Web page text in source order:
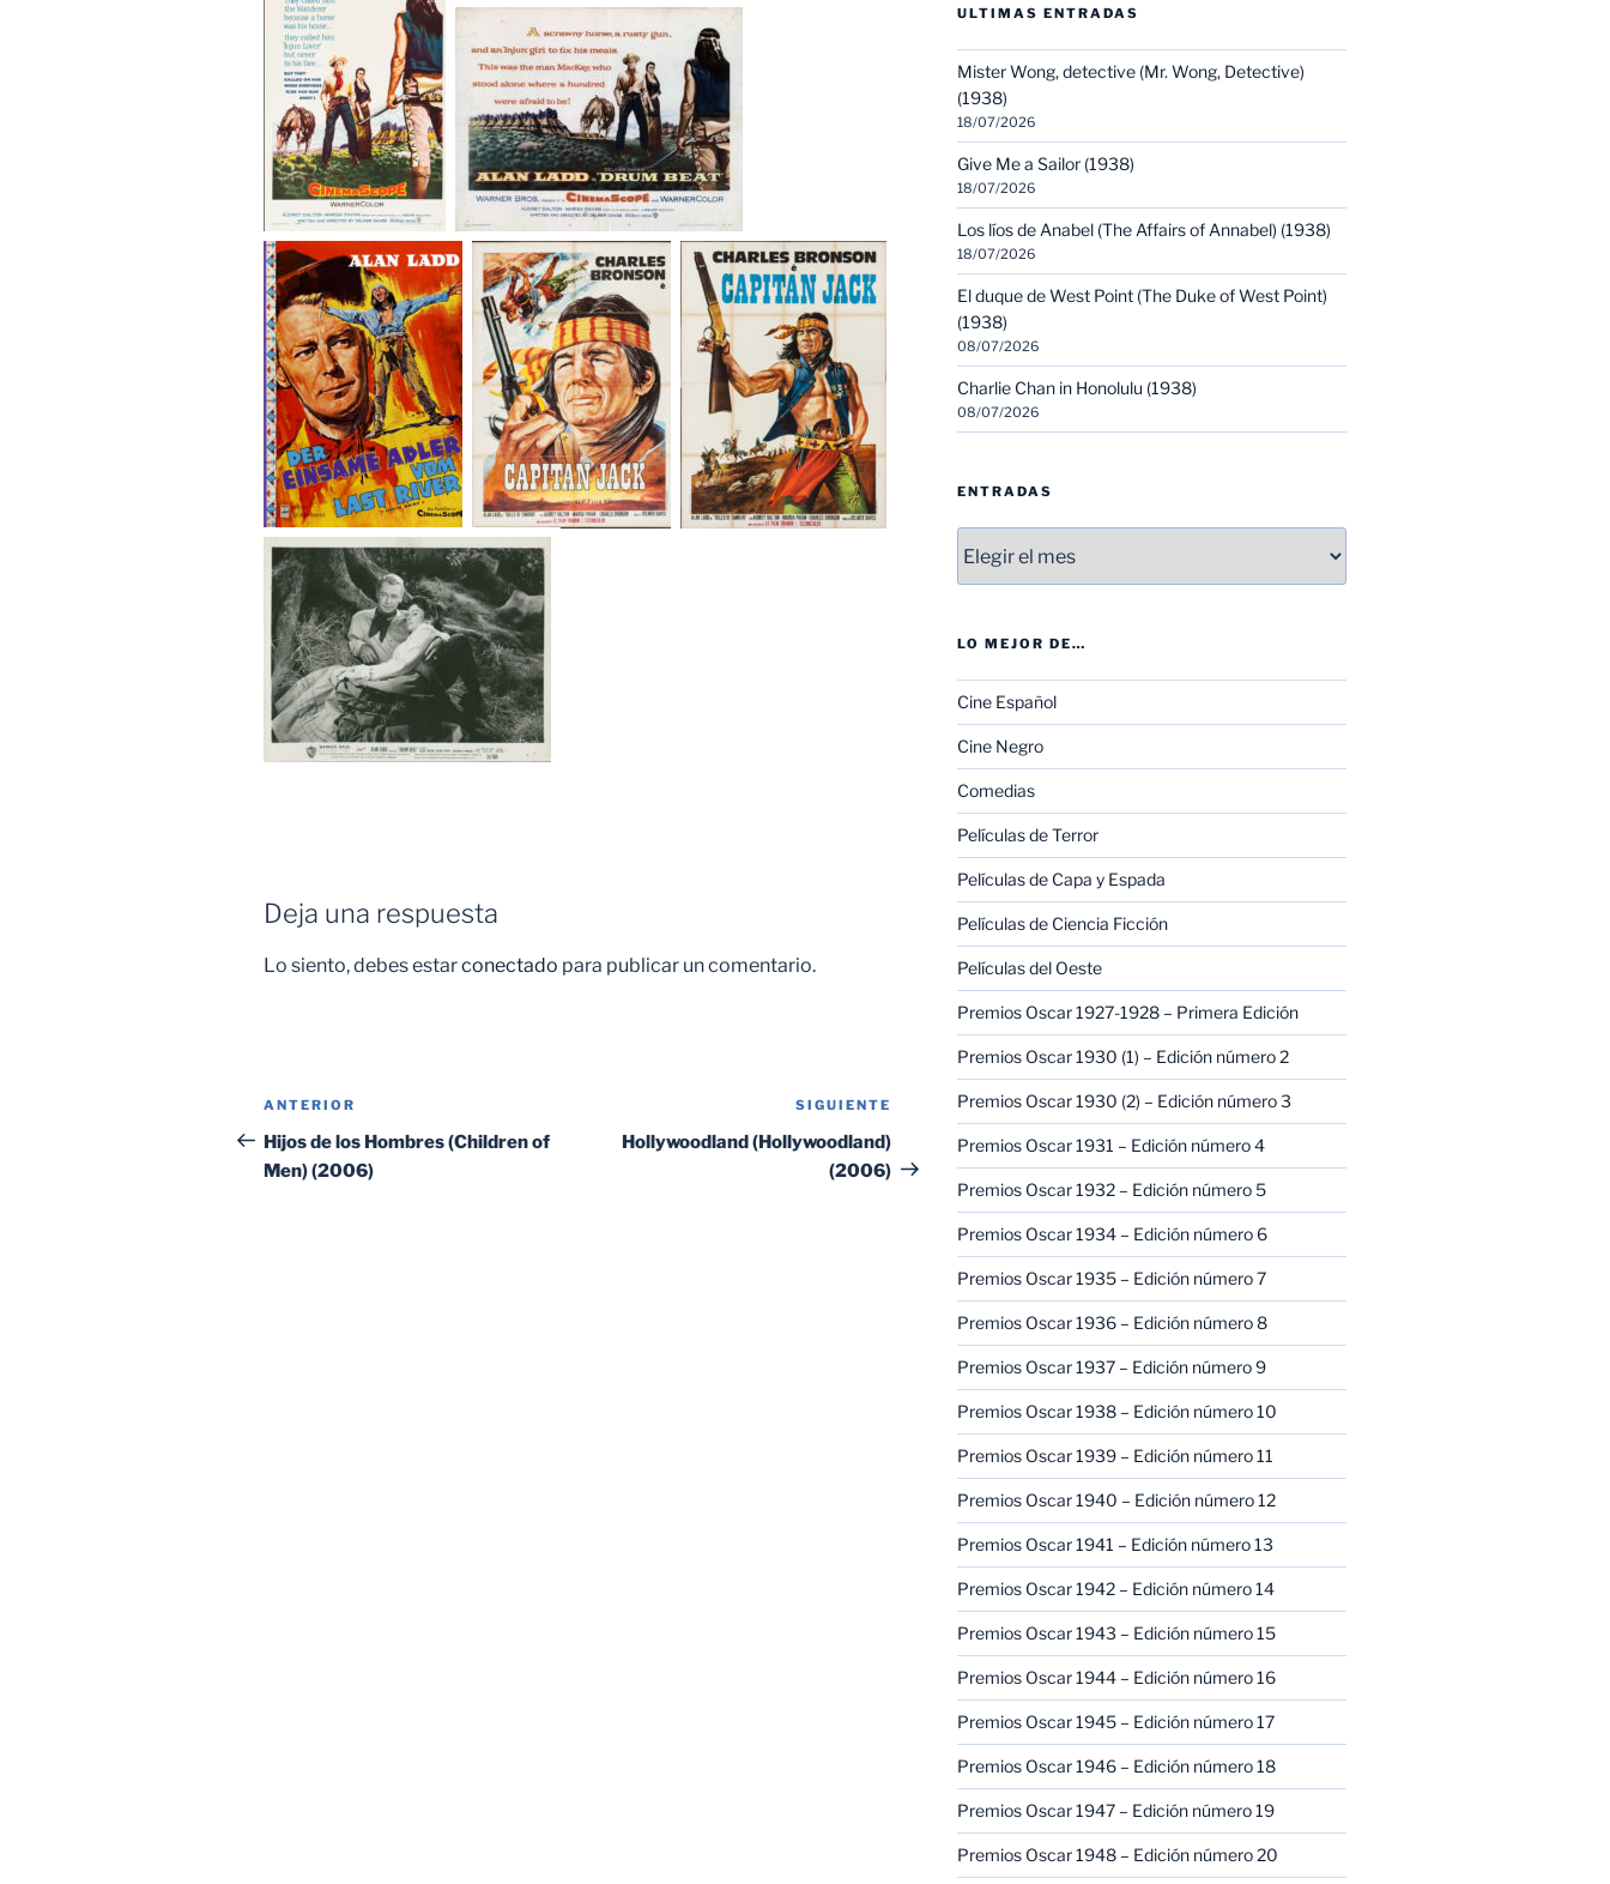
Deja una respuesta
Lo siento, debes estarconectado para publicar un comentario.
Navegación
de
entradas
Entrada
anterior:
ANTERIOR
Hijos de los Hombres (Children of
Men) (2006)
Siguiente
entrada
SIGUIENTE
Hollywoodland (Hollywoodland)
(2006)
ULTIMAS ENTRADAS
Mister Wong, detective (Mr. Wong, Detective)
(1938)
18/07/2026
Give Me a Sailor (1938)
18/07/2026
Los líos de Anabel (The Affairs of Annabel) (1938)
18/07/2026
El duque de West Point (The Duke of West Point)
(1938)
08/07/2026
Charlie Chan in Honolulu (1938)
08/07/2026
ENTRADAS
LO MEJOR DE…
Cine Español
Cine Negro
Comedias
Películas de Terror
Películas de Capa y Espada
Películas de Ciencia Ficción
Películas del Oeste
Premios Oscar 1927-1928 – Primera Edición
Premios Oscar 1930 (1) – Edición número 2
Premios Oscar 1930 (2) – Edición número 3
Premios Oscar 1931 – Edición número 4
Premios Oscar 1932 – Edición número 5
Premios Oscar 1934 – Edición número 6
Premios Oscar 1935 – Edición número 7
Premios Oscar 1936 – Edición número 8
Premios Oscar 1937 – Edición número 9
Premios Oscar 1938 – Edición número 10
Premios Oscar 1939 – Edición número 11
Premios Oscar 1940 – Edición número 12
Premios Oscar 1941 – Edición número 13
Premios Oscar 1942 – Edición número 14
Premios Oscar 1943 – Edición número 15
Premios Oscar 1944 – Edición número 16
Premios Oscar 1945 – Edición número 17
Premios Oscar 1946 – Edición número 18
Premios Oscar 1947 – Edición número 19
Premios Oscar 1948 – Edición número 20